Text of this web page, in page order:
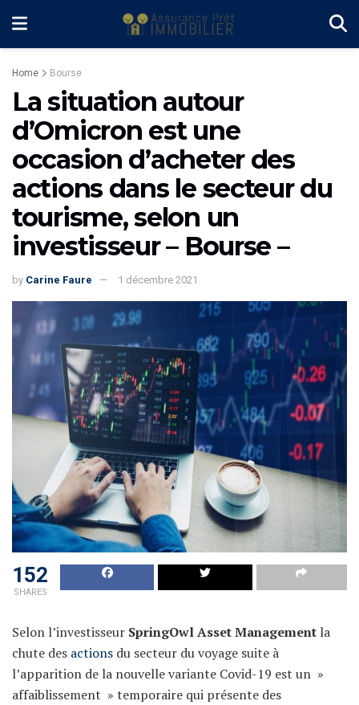
Home Bourse
La situation autour
d’Omicron est une
occasion d’acheter des
actions dans le secteur du
tourisme, selon un
investisseur – Bourse –
by Carine Faure 1 décembre 2021
152
SHARES
Selon l’investisseur SpringOwl Asset Management la
chute des actions du secteur du voyage suite à
l’apparition de la nouvelle variante Covid-19 est un »
affaiblissement » temporaire qui présente des